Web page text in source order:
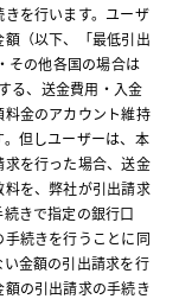
を行います。ユーザ
（以下、「最低引出
その他各国の場合は
る、送金費用・入金
金のアカウント維持
但しユーザーは、本
を行った場合、送金
を、弊社が引出請求
きで指定の銀行口
続きを行うことに同
金額の引出請求を行
の引出請求の手続き